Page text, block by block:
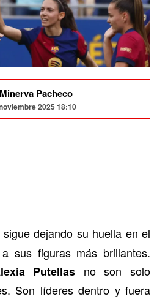
Pacheco
2025 18:10
sigue dejando su huella en el
sus figuras más brillantes.
Putellas no son solo
Son líderes dentro y fuera